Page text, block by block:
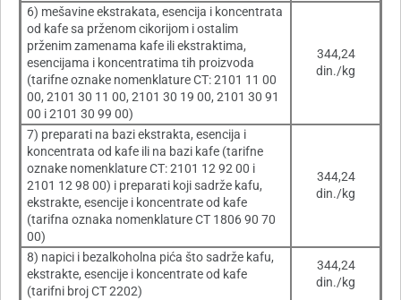
6) mešavine ekstrakata, esencija i koncentrata
od kafe sa prženom cikorijom i ostalim
prženim zamenama kafe ili ekstraktima,
esencijama i koncentratima tih proizvoda
(tarifne oznake nomenklature CT: 2101 11 00
00, 2101 30 11 00, 2101 30 19 00, 2101 30 91
00 i 2101 30 99 00)
344,24
din./kg
7) preparati na bazi ekstrakta, esencija i
koncentrata od kafe ili na bazi kafe (tarifne
oznake nomenklature CT: 2101 12 92 00 i
2101 12 98 00) i preparati koji sadrže kafu,
ekstrakte, esencije i koncentrate od kafe
(tarifna oznaka nomenklature CT 1806 90 70
00)
344,24
din./kg
8) napici i bezalkoholna pića što sadrže kafu,
ekstrakte, esencije i koncentrate od kafe
(tarifni broj CT 2202)
344,24
din./kg